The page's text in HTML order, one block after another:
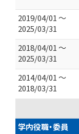
2019/04/01 ～
2025/03/31
2018/04/01 ～
2025/03/31
2014/04/01 ～
2018/03/31
学内役職・委員